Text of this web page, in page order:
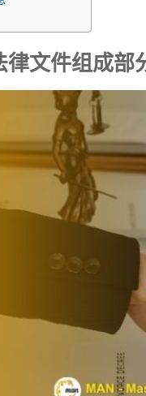
律文件组成部